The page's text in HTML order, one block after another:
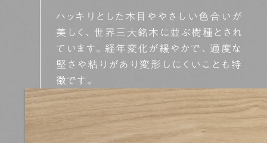
ハッキリとした木目ややさしい色合いが
美しく、世界三大銘木に並ぶ樹種とされ
ています。経年変化が緩やかで、適度な
堅さや粘りがあり変形しにくいことも特
徴です。